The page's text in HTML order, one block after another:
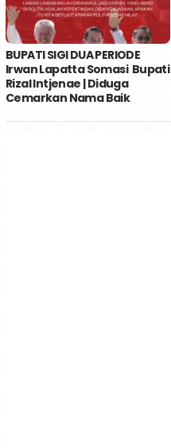
BUPATI SIGI DUA PERIODE
Irwan Lapatta Somasi Bupati
Rizal Intjenae | Diduga
Cemarkan Nama Baik